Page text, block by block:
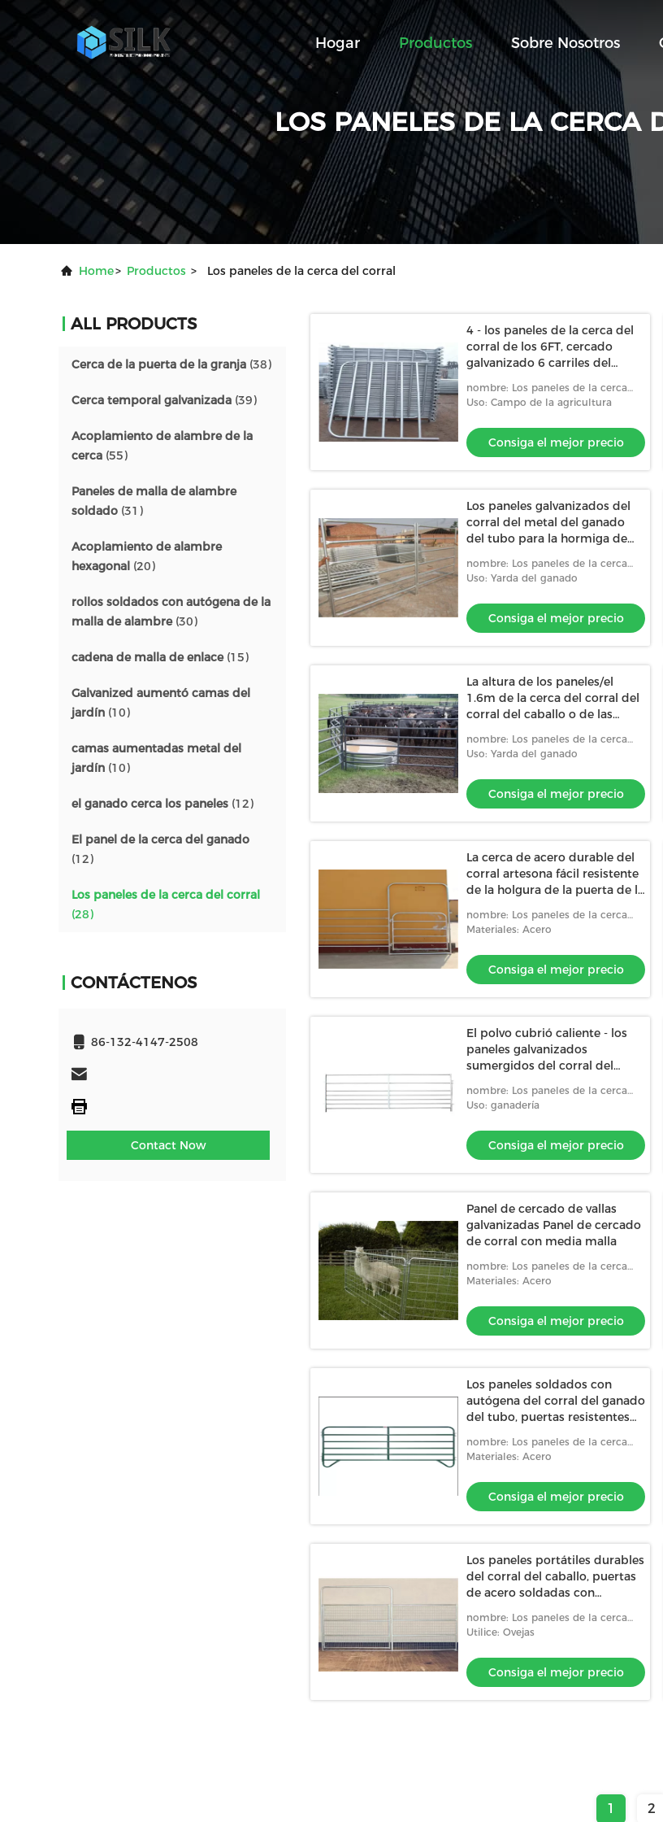
Hogar Productos Sobre Nosotros
LOS PANELES DE LA CERCA
Home> Productos > Los paneles de la cerca del corral
ALL PRODUCTS
Cerca de la puerta de la granja (38)
Cerca temporal galvanizada (39)
Acoplamiento de alambre de la
cerca (55)
Paneles de malla de alambre
soldado (31)
Acoplamiento de alambre
hexagonal (20)
rollos soldados con autógena de la
malla de alambre(30)
cadena de malla de enlace(15)
Galvanized aumentó camas del
jardín (10)
camas aumentadas metal del
jardín (10)
el ganado cerca los paneles (12)
El panel de la cerca del ganado
(12)
Los paneles de la cerca del corral
(28)
CONTÁCTENOS
86-132-4147-2508
Contact Now
4 - los paneles de la cerca del
corral de los 6FT, cercado
galvanizado 6 carriles del
nombre: Los paneles de la cerca
del corral
Uso: Campo de la agricultura
Consiga el mejor precio
Los paneles galvanizados del
corral del metal del ganado
del tubo para la hormiga de
nombre: Los paneles de la cerca
del corral
Uso: Yarda del ganado
Consiga el mejor precio
La altura de los paneles/el
1.6m de la cerca del corral del
corral del caballo o de las
del ganado
nombre: Los paneles de la cerca
del corral
Uso: Yarda del ganado
Consiga el mejor precio
La cerca de acero durable del
corral artesona fácil resistente
de la holgura de la puerta de la
nombre: Los paneles de la cerca
del corral
Materiales: Acero
Consiga el mejor precio
El polvo cubrió caliente - los
paneles galvanizados
sumergidos del corral del
3600m m
nombre: Los paneles de la cerca
del corral
Uso: ganadería
Consiga el mejor precio
Panel de cercado de vallas
galvanizadas Panel de cercado
de corral con media malla
nombre: Los paneles de la cerca
del corral
Materiales: Acero
Consiga el mejor precio
Los paneles soldados con
autógena del corral del ganado
del tubo, puertas resistentes
nombre: Los paneles de la cerca
del corral
Materiales: Acero
Consiga el mejor precio
Los paneles portátiles durables
del corral del caballo, puertas
de acero soldadas con
nombre: Los paneles de la cerca
del corral
Utilice: Ovejas
Consiga el mejor precio
1 2